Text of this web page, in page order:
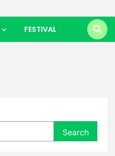
FESTIVAL
Search